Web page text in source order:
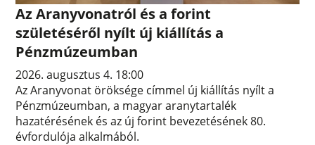
Az Aranyvonatról és a forint
születéséről nyílt új kiállítás a
Pénzmúzeumban
2026. augusztus 4. 18:00
Az Aranyvonat öröksége címmel új kiállítás nyílt a
Pénzmúzeumban, a magyar aranytartalék
hazatérésének és az új forint bevezetésének 80.
évfordulója alkalmából.